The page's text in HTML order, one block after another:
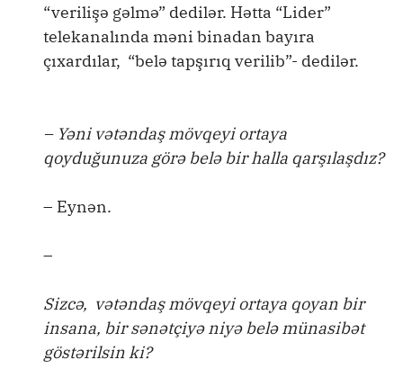
“verilişə gəlmə” dedilər. Hətta “Lider”
telekanalında məni binadan bayıra
çıxardılar, “belə tapşırıq verilib”- dedilər.
– Yəni vətəndaş mövqeyi ortaya
qoyduğunuza görə belə bir halla qarşılaşdız?
– Eynən.
–
Sizcə, vətəndaş mövqeyi ortaya qoyan bir
insana, bir sənətçiyə niyə belə münasibət
göstərilsin ki?